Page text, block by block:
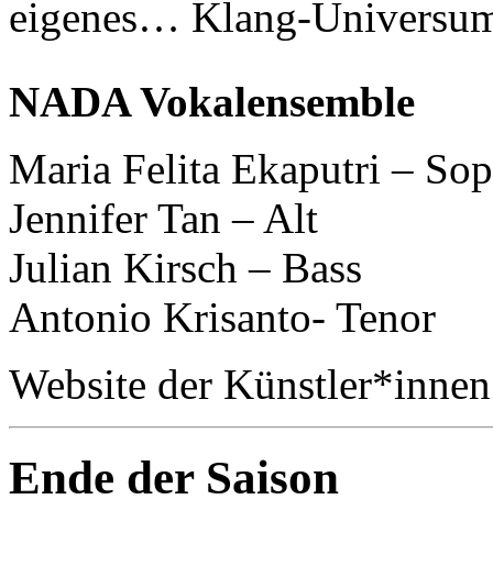
eigenes… Klang-
NADA Vokalensemble
Maria Felita Ekaputri –
Jennifer Tan – Alt
Julian Kirsch – Bass
Antonio Krisanto- Tenor
Website der
Ende der Saison